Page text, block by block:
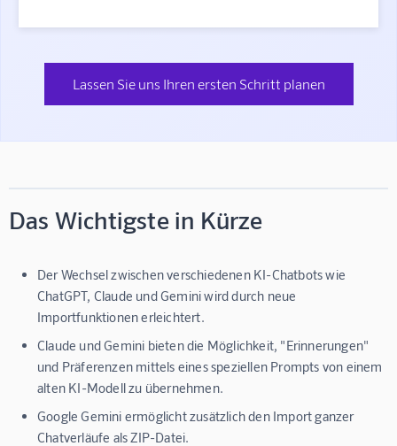
Lassen Sie uns Ihren ersten Schritt planen
Das Wichtigste in Kürze
Der Wechsel zwischen verschiedenen KI-Chatbots wie
ChatGPT, Claude und Gemini wird durch neue
Importfunktionen erleichtert.
Claude und Gemini bieten die Möglichkeit, "Erinnerungen"
und Präferenzen mittels eines speziellen Prompts von einem
alten KI-Modell zu übernehmen.
Google Gemini ermöglicht zusätzlich den Import ganzer
Chatverläufe als ZIP-Datei.